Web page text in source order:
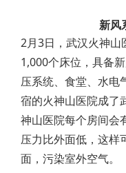
新风
2月3日，武汉火神山
1,000个床位，具备
压系统、食堂、水电
宿的火神山医院成了
神山医院每个房间会
压力比外面低，这样
面，污染室外空气。